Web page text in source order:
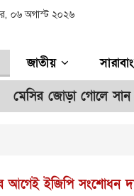
০৬ অগাস্ট ২০২৬
জাতীয়
গোলে সান লুইসকে
আগেই ইজিপি সংশোধন